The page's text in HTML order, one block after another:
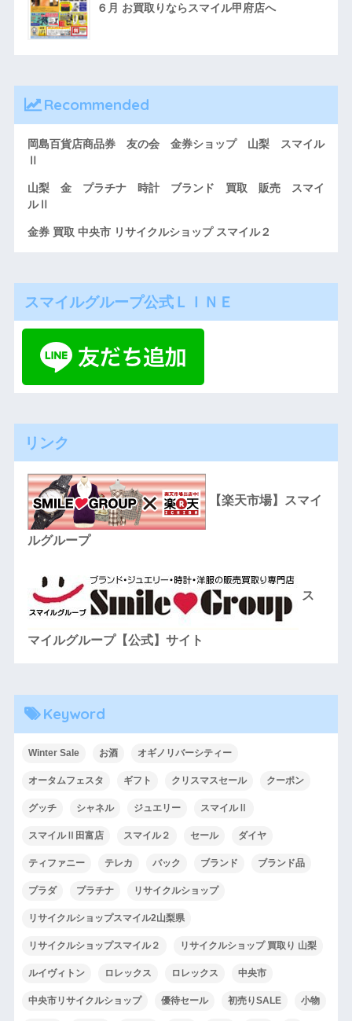
６月 お買取りならスマイル甲府店へ
Recommended
岡島百貨店商品券 友の会 金券ショップ 山梨 スマイル
Ⅱ
山梨 金 プラチナ 時計 ブランド 買取 販売 スマイ
ルⅡ
金券 買取 中央市 リサイクルショップ スマイル２
スマイルグループ公式ＬＩＮＥ
リンク
【楽天市場】スマイ
ルグループ
ス
マイルグループ【公式】サイト
Keyword
Winter Sale お酒 オギノリバーシティー
オータムフェスタ ギフト クリスマスセール クーポン
グッチ シャネル ジュエリー スマイルⅡ
スマイルⅡ田富店 スマイル２ セール ダイヤ
ティファニー テレカ バック ブランド ブランド品
プラダ プラチナ リサイクルショップ
リサイクルショップスマイル2山梨県
リサイクルショップスマイル２ リサイクルショップ 買取り 山梨
ルイヴィトン ロレックス ロレックス 中央市
中央市リサイクルショップ 優待セール 初売りSALE 小物